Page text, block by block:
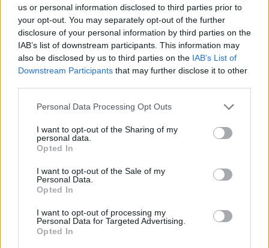
us or personal information disclosed to third parties prior to
your opt-out. You may separately opt-out of the further
disclosure of your personal information by third parties on the
IAB’s list of downstream participants. This information may
also be disclosed by us to third parties on the IAB’s List of
Downstream Participants that may further disclose it to other
Personal Data Processing Opt Outs
I want to opt-out of the Sharing of my
personal data.
Opted In
I want to opt-out of the Sale of my
Personal Data.
Opted In
I want to opt-out of processing my
Personal Data for Targeted Advertising.
Opted In